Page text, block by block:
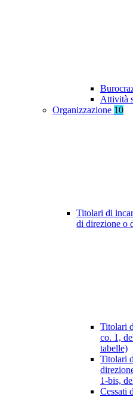
Attività
Organizzazione 10
Titolari di
di direzione o
Titolari
co. 1,
tabelle)
Titolari
1-bis,
Cessati